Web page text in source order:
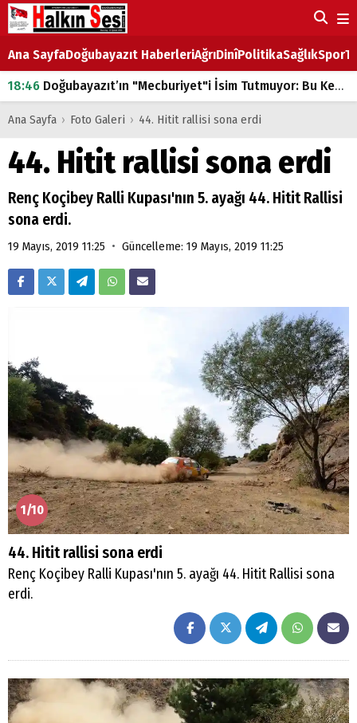
Ana SayfaDoğubayazıt HaberleriAğrıDinîPolitikaSağlıkSpor
18:46Doğubayazıt’ın "Mecburiyet"i İsim Tutmuyor: Bu Kez de Mem u Zîn Oldu!
07:53Doğubayazıt’ta Ekmek Fiyatlarına Zam
07:16Doğubayazıt'ta çocukların sırtındaki ağır yük
07:00DEVLET ve HÜKÜMET
Ana Sayfa › Foto Galeri › 44. Hitit rallisi sona erdi
44. Hitit rallisi sona erdi
Renç Koçibey Ralli Kupası'nın 5. ayağı 44. Hitit Rallisi
sona erdi.
19 Mayıs, 2019 11:25 • Güncelleme: 19 Mayıs, 2019 11:25
1/10
44. Hitit rallisi sona erdi
Renç Koçibey Ralli Kupası'nın 5. ayağı 44. Hitit Rallisi sona
erdi.